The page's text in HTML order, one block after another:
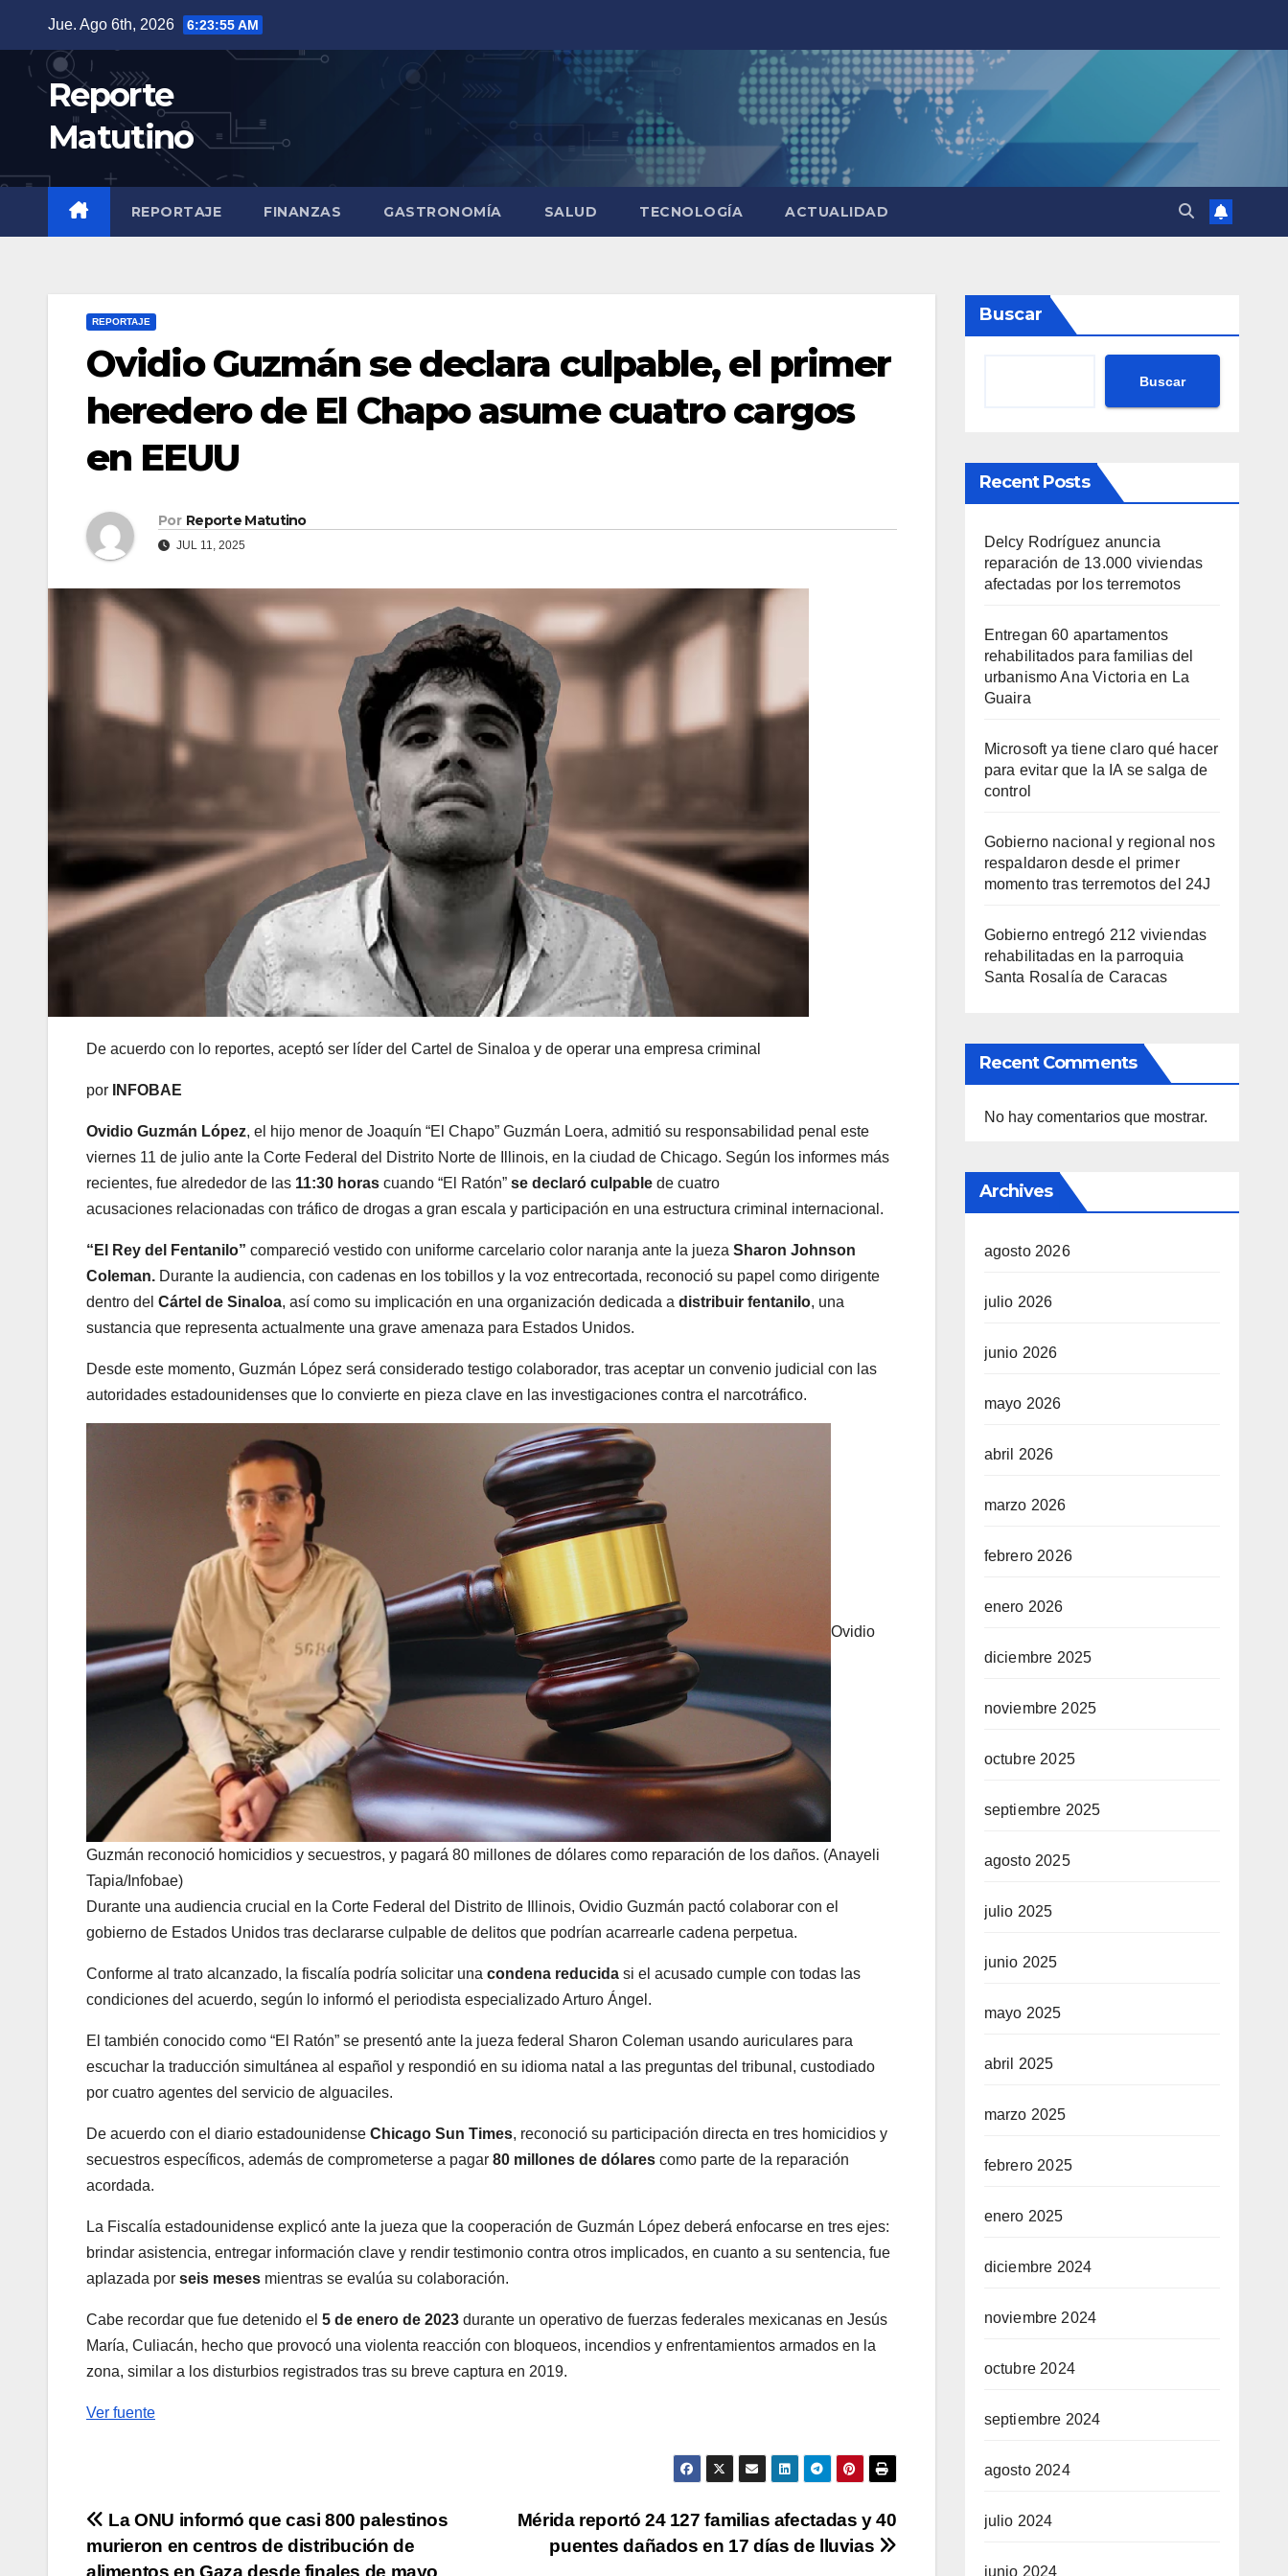
contenido
Jue. Ago 6th, 2026 6:23:56 AM
Reporte
Matutino
REPORTAJE FINANZAS GASTRONOMÍA SALUD TECNOLOGÍA ACTUALIDAD
REPORTAJE
Ovidio Guzmán se declara culpable, el primer
heredero de El Chapo asume cuatro cargos
en EEUU
Por Reporte Matutino
JUL 11, 2025
De acuerdo con lo reportes, aceptó ser líder del Cartel de Sinaloa y de operar una empresa criminal
por INFOBAE
Ovidio Guzmán López, el hijo menor de Joaquín “El Chapo” Guzmán Loera, admitió su responsabilidad penal este
viernes 11 de julio ante la Corte Federal del Distrito Norte de Illinois, en la ciudad de Chicago. Según los informes más
recientes, fue alrededor de las 11:30 horas cuando “El Ratón” se declaró culpable de cuatro
acusaciones relacionadas con tráfico de drogas a gran escala y participación en una estructura criminal internacional.
“El Rey del Fentanilo” compareció vestido con uniforme carcelario color naranja ante la jueza Sharon Johnson
Coleman. Durante la audiencia, con cadenas en los tobillos y la voz entrecortada, reconoció su papel como dirigente
dentro del Cártel de Sinaloa, así como su implicación en una organización dedicada a distribuir fentanilo, una
sustancia que representa actualmente una grave amenaza para Estados Unidos.
Desde este momento, Guzmán López será considerado testigo colaborador, tras aceptar un convenio judicial con las
autoridades estadounidenses que lo convierte en pieza clave en las investigaciones contra el narcotráfico.
Ovidio
Guzmán reconoció homicidios y secuestros, y pagará 80 millones de dólares como reparación de los daños. (Anayeli
Tapia/Infobae)
Durante una audiencia crucial en la Corte Federal del Distrito de Illinois, Ovidio Guzmán pactó colaborar con el
gobierno de Estados Unidos tras declararse culpable de delitos que podrían acarrearle cadena perpetua.
Conforme al trato alcanzado, la fiscalía podría solicitar una condena reducida si el acusado cumple con todas las
condiciones del acuerdo, según lo informó el periodista especializado Arturo Ángel.
El también conocido como “El Ratón” se presentó ante la jueza federal Sharon Coleman usando auriculares para
escuchar la traducción simultánea al español y respondió en su idioma natal a las preguntas del tribunal, custodiado
por cuatro agentes del servicio de alguaciles.
De acuerdo con el diario estadounidense Chicago Sun Times, reconoció su participación directa en tres homicidios y
secuestros específicos, además de comprometerse a pagar 80 millones de dólares como parte de la reparación
acordada.
La Fiscalía estadounidense explicó ante la jueza que la cooperación de Guzmán López deberá enfocarse en tres ejes:
brindar asistencia, entregar información clave y rendir testimonio contra otros implicados, en cuanto a su sentencia, fue
aplazada por seis meses mientras se evalúa su colaboración.
Cabe recordar que fue detenido el 5 de enero de 2023 durante un operativo de fuerzas federales mexicanas en Jesús
María, Culiacán, hecho que provocó una violenta reacción con bloqueos, incendios y enfrentamientos armados en la
zona, similar a los disturbios registrados tras su breve captura en 2019.
Ver fuente
Navegación
de
Mérida reportó 24 127 familias afectadas y 40
puentes dañados en 17 días de lluvias
La ONU informó que casi 800 palestinos
murieron en centros de distribución de
Buscar
Buscar
Recent Posts
Delcy Rodríguez anuncia
reparación de 13.000 viviendas
afectadas por los terremotos
Entregan 60 apartamentos
rehabilitados para familias del
urbanismo Ana Victoria en La
Guaira
Microsoft ya tiene claro qué hacer
para evitar que la IA se salga de
control
Gobierno nacional y regional nos
respaldaron desde el primer
momento tras terremotos del 24J
Gobierno entregó 212 viviendas
rehabilitadas en la parroquia
Santa Rosalía de Caracas
Recent Comments
No hay comentarios que mostrar.
Archives
agosto 2026
julio 2026
junio 2026
mayo 2026
abril 2026
marzo 2026
febrero 2026
enero 2026
diciembre 2025
noviembre 2025
octubre 2025
septiembre 2025
agosto 2025
julio 2025
junio 2025
mayo 2025
abril 2025
marzo 2025
febrero 2025
enero 2025
diciembre 2024
noviembre 2024
octubre 2024
septiembre 2024
agosto 2024
julio 2024
junio 2024